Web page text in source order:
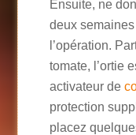
Ensuite, ne
deux
l’opération.
tomate, l’ortie
activateur de
protection
placez